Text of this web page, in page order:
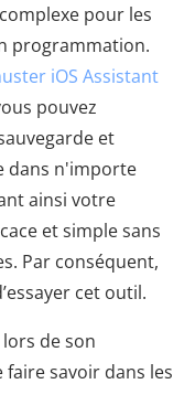
pour les
programmation.
iOS Assistant
pouvez
et
dans n'importe
ainsi votre
et simple sans
Par conséquent,
cet outil.
de son
savoir dans les